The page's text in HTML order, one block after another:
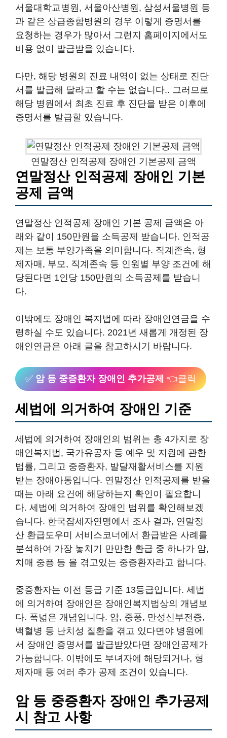
서울대학교병원, 서울아산병원, 삼성서울병원 등
과 같은 상급종합병원의 경우 이렇게 증명서를
요청하는 경우가 많아서 그런지 홈페이지에서도
비용 없이 발급받을 있습니다.
다만, 해당 병원의 진료 내역이 없는 상태로 진단
서를 발급해 달라고 할 수는 없습니다.. 그러므로
해당 병원에서 최초 진료 후 진단을 받은 이후에
증명서를 발급할 있습니다.
연말정산 인적공제 장애인 기본공제 금액
연말정산 인적공제 장애인 기본
공제 금액
연말정산 인적공제 장애인 기본 공제 금액은 아
래와 같이 150만원을 소득공제 받습니다. 인적공
제는 보통 부양가족을 의미합니다. 직계존속, 형
제자매, 부모, 직계존속 등 인원별 부양 조건에 해
당된다면 1인당 150만원의 소득공제를 받습니
다.
이밖에도 장애인 복지법에 따라 장애인연금을 수
령하실 수도 있습니다. 2021년 새롭게 개정된 장
애인연금은 아래 글을 참고하시기 바랍니다.
✅ 암 등 중증환자 장애인 추가공제 👈클릭
세법에 의거하여 장애인 기준
세법에 의거하여 장애인의 범위는 총 4가지로 장
애인복지법, 국가유공자 등 예우 및 지원에 관한
법률, 그리고 중증환자, 발달재활서비스를 지원
받는 장애아동입니다. 연말정산 인적공제를 받을
때는 아래 요건에 해당하는지 확인이 필요합니
다. 세법에 의거하여 장애인 범위를 확인해보겠
습니다. 한국잡세자연맹에서 조사 결과, 연말정
산 환급도우미 서비스코너에서 환급받은 사례를
분석하여 가장 놓치기 만만한 환급 중 하나가 암,
치매 중픙 등 을 겪고있는 중증환자라고 합니다.
중증환자는 이전 등급 기준 13등급입니다. 세법
에 의거하여 장애인은 장애인복지법상의 개념보
다. 폭넓은 개념입니다. 암, 중풍, 만성신부전증,
백혈병 등 난치성 질환을 겪고 있다면야 병원에
서 장애인 증명서를 발급받았다면 장애인공제가
가능합니다. 이밖에도 부녀자에 해당되거나, 형
제자매 등 여러 추가 공제 조건이 있습니다.
암 등 중증환자 장애인 추가공제
시 참고 사항